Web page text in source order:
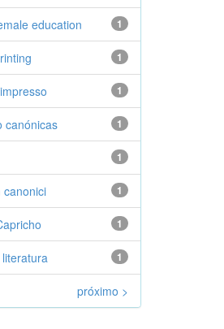
1
education
1
1
1
canónicas
1
1
canonici
1
1
próximo >